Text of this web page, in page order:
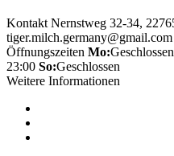
Kontakt Nernstweg 32-34,
tiger.milch.germany@gmail.com
Öffnungszeiten Mo:Geschlossen
23:00 So:Geschlossen
Weitere Informationen